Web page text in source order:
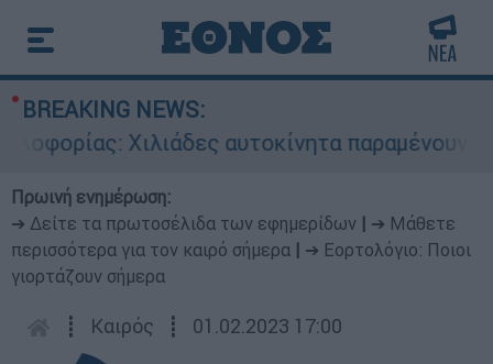
BREAKING NEWS:
Χιλιάδες αυτοκίνητα παραμένουν
Πρωινή ενημέρωση:
➔ Δείτε τα πρωτοσέλιδα των εφημερίδων
➔ Μάθετε
περισσότερα για τον καιρό σήμερα
➔ Εορτολόγιο: Ποιοι
γιορτάζουν σήμερα
┋ Καιρός ┋ 01.02.2023 17:00